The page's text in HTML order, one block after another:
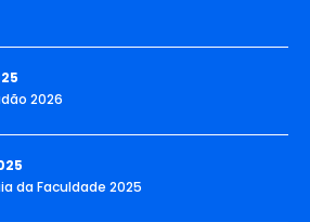
2026
da Faculdade 2025